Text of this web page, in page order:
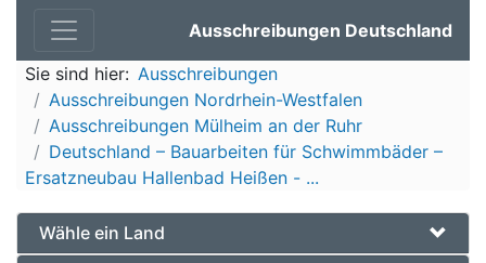
Ausschreibungen Deutschland
Sie sind hier: Ausschreibungen
Ausschreibungen Nordrhein-Westfalen
Ausschreibungen Mülheim an der Ruhr
Deutschland – Bauarbeiten für Schwimmbäder –
Ersatzneubau Hallenbad Heißen - ...
Wähle ein Land